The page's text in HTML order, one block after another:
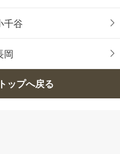
蒲原郡聖籠町
千谷
岡
ップへ戻る